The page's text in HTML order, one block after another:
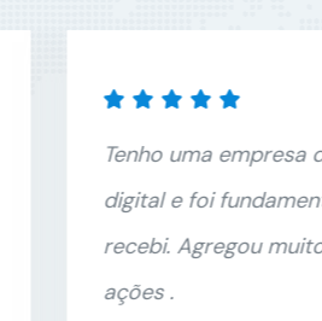
Tenho uma empresa de
digital e foi fundamental
recebi. Agregou muito
ações .